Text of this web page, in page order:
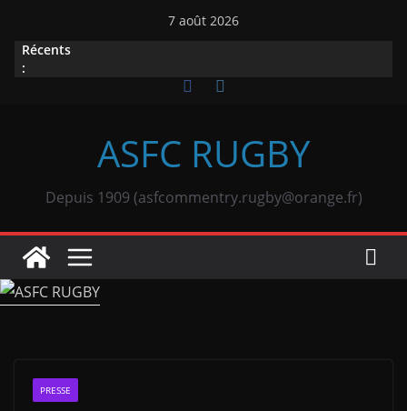
contenu
7 août 2026
Récents
:
ASFC RUGBY
Depuis 1909 (asfcommentry.rugby@orange.fr)
PRESSE